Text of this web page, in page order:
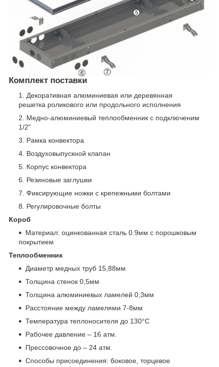
Комплект поставки
Декоративная алюминиевая или деревянная
решетка роликового или продольного исполнения
Медно-алюминиевый теплообменник с подключеним
1/2"
Рамка конвектора
Воздуховыпускной клапан
Корпус конвектора
Резиновые заглушки
Фиксирующие ножки с крепежными болтами
Регулировочные болты
Короб
Материал: оцинкованная сталь 0.9мм с порошковым
покрытием
Теплообменник
Диаметр медных труб 15,88мм
Толщина стенок 0,5мм
Толщина алюминиевых ламелей 0,3мм
Расстояние между ламелями 7-8мм
Температура теплоносителя до 130°C
Рабочее давление – 16 атм.
Прессовочное до – 24 атм.
Способы присоединения: боковое, торцевое